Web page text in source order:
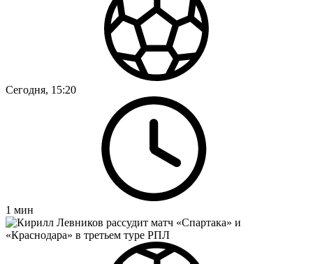
Сегодня, 15:20
1 мин